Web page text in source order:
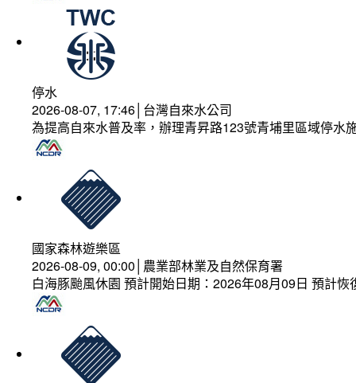
停水
2026-08-07, 17:46│台灣自來水公司
為提高自來水普及率，辦理青昇路123號青埔里區域停水
國家森林遊樂區
2026-08-09, 00:00│農業部林業及自然保育署
白海豚颱風休園 預計開始日期：2026年08月09日 預計